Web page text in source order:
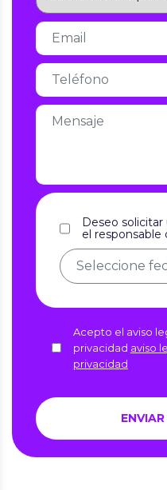
Deseo
el responsable
Acepto el aviso
privacidad aviso
privacidad